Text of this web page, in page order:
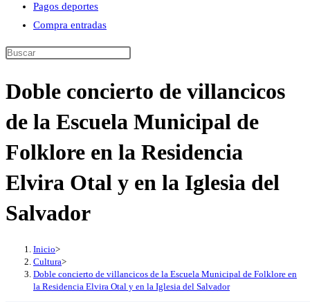
Pagos deportes
Compra entradas
Buscar
esta
Doble concierto de villancicos
de la Escuela Municipal de
Folklore en la Residencia
Elvira Otal y en la Iglesia del
Salvador
Inicio>
Cultura>
Doble concierto de villancicos de la Escuela Municipal de Folklore en
la Residencia Elvira Otal y en la Iglesia del Salvador